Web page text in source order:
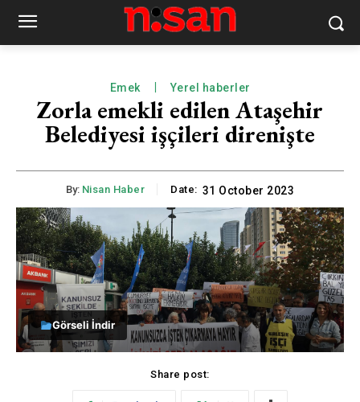
Emek Yerel haberler
Zorla emekli edilen Ataşehir
Belediyesi işçileri direnişte
By: Nisan Haber Date: 31 October 2023
Görseli İndir
Share post: